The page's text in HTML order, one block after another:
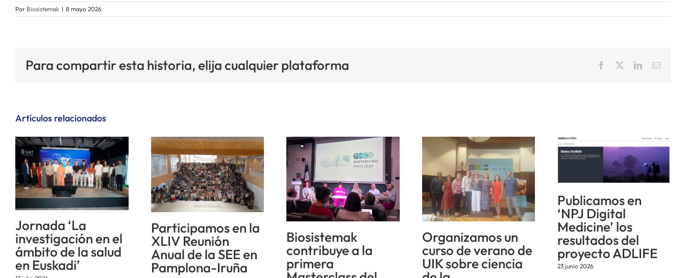
Por Biosistemak | 8 mayo 2026
Para compartir esta historia, elija cualquier plataforma Facebook LinkedInCorreo
Artículos relacionados
Jornada ‘La
investigación en el
ámbito de la salud
en Euskadi’
Participamos en la
XLIV Reunión
Anual de la SEE en
Pamplona-Iruña
Biosistemak
contribuye a la
primera
Organizamos un
curso de verano de
UIK sobre ciencia
Publicamos en
‘NPJ Digital
Medicine’ los
resultados del
proyecto ADLIFE
23 junio 2026